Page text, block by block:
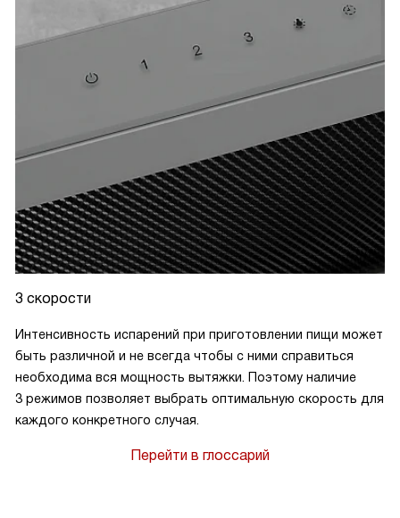
3 скорости
Интенсивность испарений при приготовлении пищи может
быть различной и не всегда чтобы с ними справиться
необходима вся мощность вытяжки. Поэтому наличие
3 режимов позволяет выбрать оптимальную скорость для
каждого конкретного случая.
Перейти в глоссарий